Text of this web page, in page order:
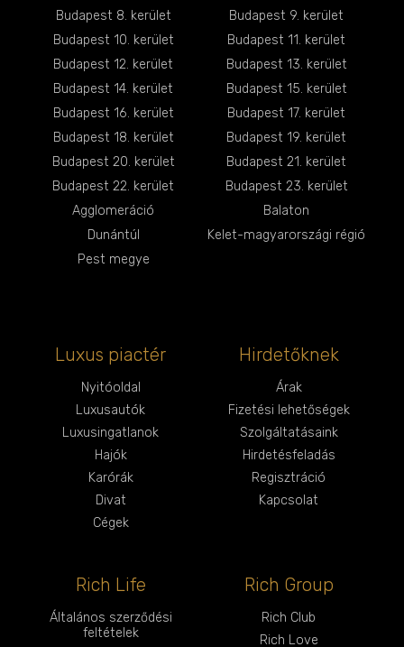
Budapest 8. kerület
Budapest 9. kerület
Budapest 10. kerület
Budapest 11. kerület
Budapest 12. kerület
Budapest 13. kerület
Budapest 14. kerület
Budapest 15. kerület
Budapest 16. kerület
Budapest 17. kerület
Budapest 18. kerület
Budapest 19. kerület
Budapest 20. kerület
Budapest 21. kerület
Budapest 22. kerület
Budapest 23. kerület
Agglomeráció
Balaton
Dunántúl
Kelet-magyarországi régió
Pest megye
Luxus piactér
Nyitóoldal
Luxusautók
Luxusingatlanok
Hajók
Karórák
Divat
Cégek
Hirdetőknek
Árak
Fizetési lehetőségek
Szolgáltatásaink
Hirdetésfeladás
Regisztráció
Kapcsolat
Rich Life
Általános szerződési
feltételek
Rich Group
Rich Club
Rich Love